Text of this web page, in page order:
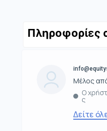
Πληροφορίες
Μέλος
Ο
ς
Δείτε